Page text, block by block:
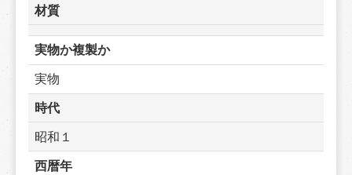
材質
実物か複製か
実物
時代
昭和１
西暦年